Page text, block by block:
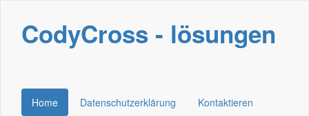
CodyCross - lösungen
Home Datenschutzerklärung Kontaktieren